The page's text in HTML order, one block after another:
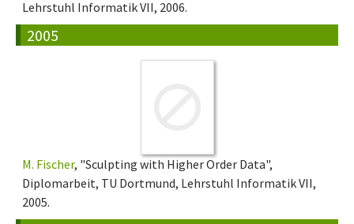
Lehrstuhl Informatik VII, 2006.
2005
M. Fischer, "Sculpting with Higher Order Data",
Diplomarbeit, TU Dortmund, Lehrstuhl Informatik VII,
2005.